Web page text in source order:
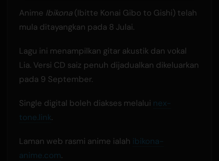
Anime Ibikona(Ibitte Konai Gibo to Gishi) telah
mula ditayangkan pada 8 Julai.
Lagu ini menampilkan gitar akustik dan vokal
Lia. Versi CD saiz penuh dijadualkan dikeluarkan
pada 9 September.
Single digital boleh diakses melalui nex-
tone.link.
Laman web rasmi anime ialah ibikona-
anime.com.